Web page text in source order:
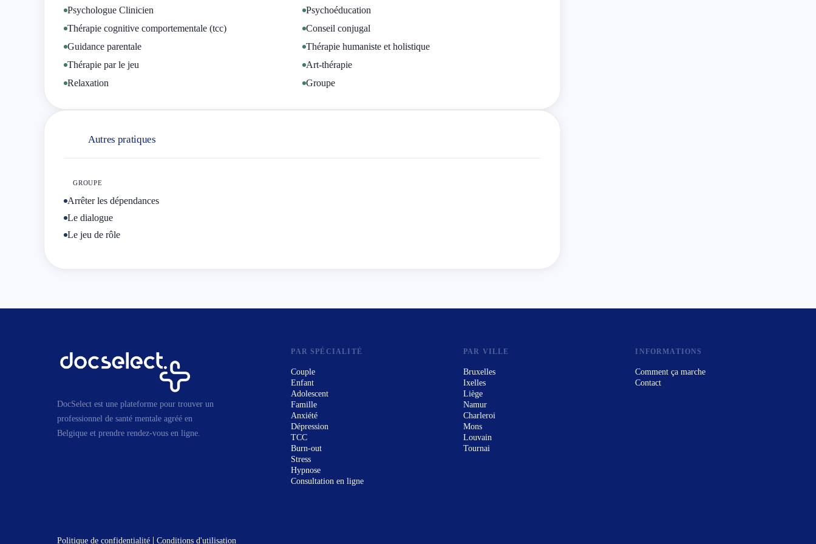
Art-thérapie : expression des émotions et dépassement des difficultés grâce à des approches artistiques ;
Psychologie du sport : performance, motivation, visualisation, concentration attentionnelle.
Psychologue Clinicien
Psychoéducation
Thérapie cognitive comportementale (tcc)
Conseil conjugal
Guidance parentale
Thérapie humaniste et holistique
Thérapie par le jeu
Art-thérapie
Relaxation
Groupe
Autres pratiques
GROUPE
Arrêter les dépendances
Le dialogue
Le jeu de rôle
DocSelect est une plateforme pour trouver un
professionnel de santé mentale agréé en
Belgique et prendre rendez-vous en ligne.
PAR SPÉCIALITÉ
Couple
Enfant
Adolescent
Famille
Anxiété
Dépression
TCC
Burn-out
Stress
Hypnose
Consultation en ligne
PAR VILLE
Bruxelles
Ixelles
Liège
Namur
Charleroi
Mons
Louvain
Tournai
INFORMATIONS
Comment ça marche
Contact
Politique de confidentialité |Conditions d'utilisation